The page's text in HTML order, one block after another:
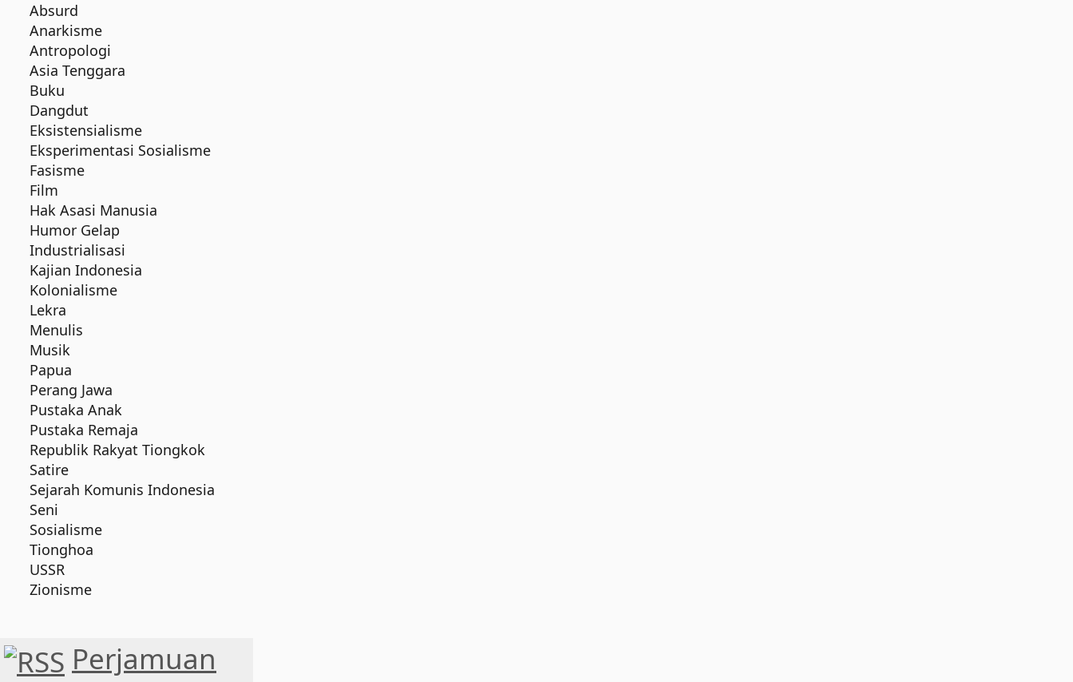
Absurd
Anarkisme
Antropologi
Asia Tenggara
Buku
Dangdut
Eksistensialisme
Eksperimentasi Sosialisme
Fasisme
Film
Hak Asasi Manusia
Humor Gelap
Industrialisasi
Kajian Indonesia
Kolonialisme
Lekra
Menulis
Musik
Papua
Perang Jawa
Pustaka Anak
Pustaka Remaja
Republik Rakyat Tiongkok
Satire
Sejarah Komunis Indonesia
Seni
Sosialisme
Tionghoa
USSR
Zionisme
Perjamuan